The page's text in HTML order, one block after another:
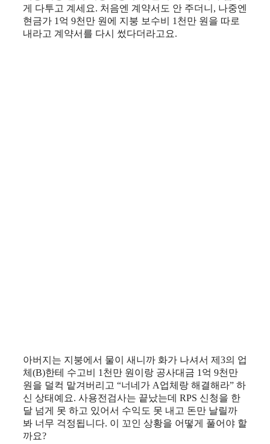
게 다투고 계세요. 처음엔 계약서도 안 주더니, 나중엔
현금가 1억 9천만 원에 지붕 보수비 1천만 원을 따로
내라고 계약서를 다시 썼다더라고요.
아버지는 지붕에서 물이 새니까 화가 나셔서 제3의 업
체(B)한테 수고비 1천만 원이랑 공사대금 1억 9천만
원을 덜컥 맡겨버리고 “너네가 A업체랑 해결해라” 하
신 상태예요. 사용전검사는 끝났는데 RPS 신청을 한
달 넘게 못 하고 있어서 수익도 못 내고 돈만 날릴까
봐 너무 걱정됩니다. 이 꼬인 상황을 어떻게 풀어야 할
까요?